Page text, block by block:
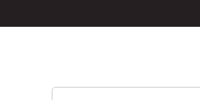
Cerca: